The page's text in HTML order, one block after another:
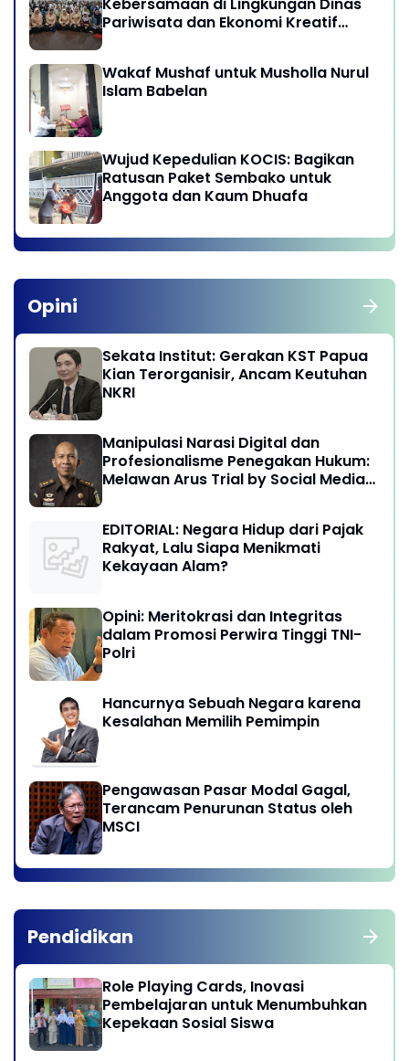
Pariwisata dan Ekonomi Kreatif
Wakaf Mushaf untuk Musholla Nurul
Islam Babelan
Wujud Kepedulian KOCIS: Bagikan
Ratusan Paket Sembako untuk
Anggota dan Kaum Dhuafa
Opini
Sekata Institut: Gerakan KST Papua
Kian Terorganisir, Ancam Keutuhan
NKRI
Manipulasi Narasi Digital dan
Profesionalisme Penegakan Hukum:
Melawan Arus Trial by Social Media
EDITORIAL: Negara Hidup dari Pajak
Rakyat, Lalu Siapa Menikmati
Kekayaan Alam?
Opini: Meritokrasi dan Integritas
dalam Promosi Perwira Tinggi TNI-
Polri
Hancurnya Sebuah Negara karena
Kesalahan Memilih Pemimpin
Pengawasan Pasar Modal Gagal,
Terancam Penurunan Status oleh
MSCI
Pendidikan
Role Playing Cards, Inovasi
Pembelajaran untuk Menumbuhkan
Kepekaan Sosial Siswa